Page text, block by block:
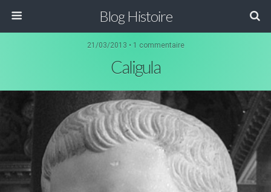
Blog Histoire
21/03/2013 • 1 commentaire
Caligula